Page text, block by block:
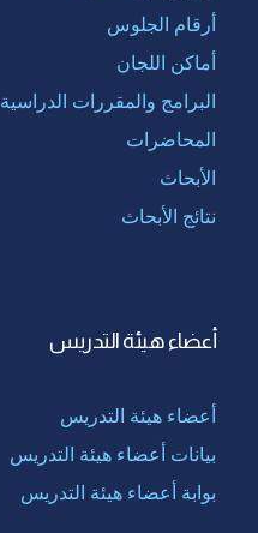
أرقام الجلوس
أماكن اللجان
البرامج والمقررات الدراسية
المحاضرات
الأبحاث
نتائج الأبحاث
أعضاء هيئة التدريس
أعضاء هيئة التدريس
بيانات أعضاء هيئة التدريس
بوابة أعضاء هيئة التدريس